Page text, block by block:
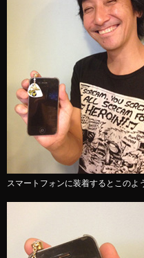
スマートフォンに装着するとこのよ